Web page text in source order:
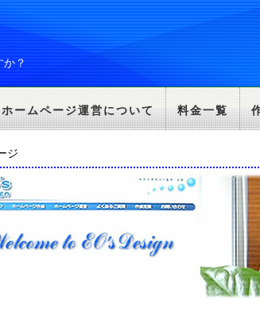
？
ホームページ運営について 料金一覧
ジ